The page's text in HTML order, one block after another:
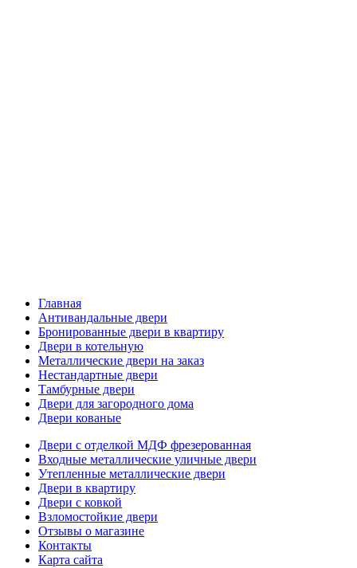
Главная
Антивандальные двери
Бронированные двери в квартиру
Двери в котельную
Металлические двери на заказ
Нестандартные двери
Тамбурные двери
Двери для загородного дома
Двери кованые
Двери с отделкой МДФ фрезерованная
Входные металлические уличные двери
Утепленные металлические двери
Двери в квартиру
Двери с ковкой
Взломостойкие двери
Отзывы о магазине
Контакты
Карта сайта